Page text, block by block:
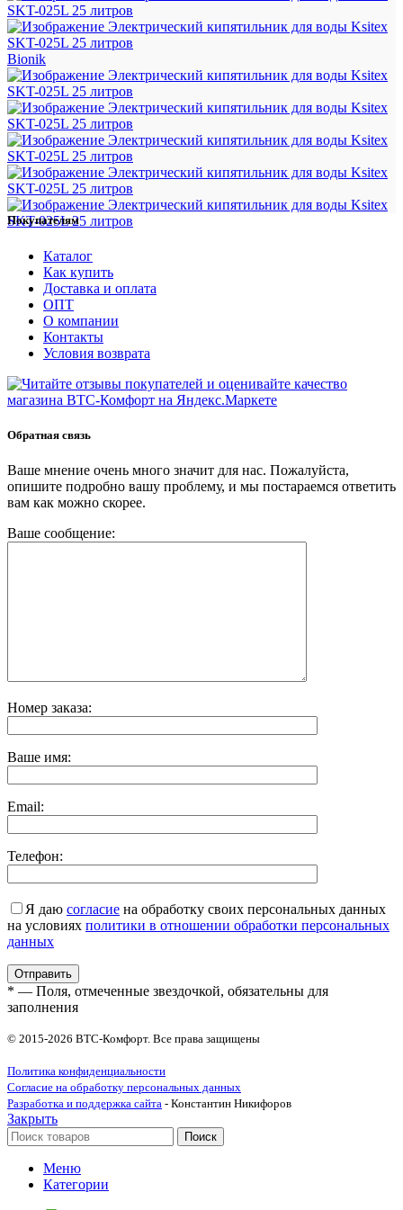
Bionik
Покупателям
Каталог
Как купить
Доставка и оплата
ОПТ
О компании
Контакты
Условия возврата
Обратная связь
Ваше мнение очень много значит для нас. Пожалуйста,
опишите подробно вашу проблему, и мы постараемся ответить
вам как можно скорее.
Ваше сообщение:
Номер заказа:
Ваше имя:
Email:
Телефон:
Я даю согласие на обработку своих персональных данных
на условиях политики в отношении обработки персональных
данных
* — Поля, отмеченные звездочкой, обязательны для
заполнения
© 2015-2026 ВТС-Комфорт. Все права защищены
Политика конфиденциальности
Согласие на обработку персональных данных
Разработка и поддержка сайта - Константин Никифоров
Закрыть
Поиск
Меню
Категории